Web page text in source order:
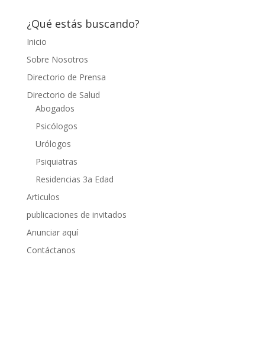
¿Qué estás buscando?
Inicio
Sobre Nosotros
Directorio de Prensa
Directorio de Salud
Abogados
Psicólogos
Urólogos
Psiquiatras
Residencias 3a Edad
Articulos
publicaciones de invitados
Anunciar aquí
Contáctanos